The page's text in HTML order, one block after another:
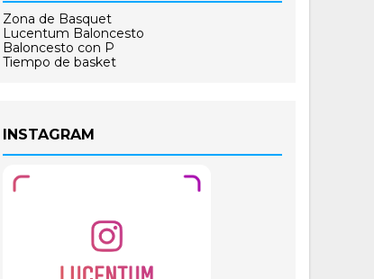
Zona de Basquet
Lucentum Baloncesto
Baloncesto con P
Tiempo de basket
INSTAGRAM